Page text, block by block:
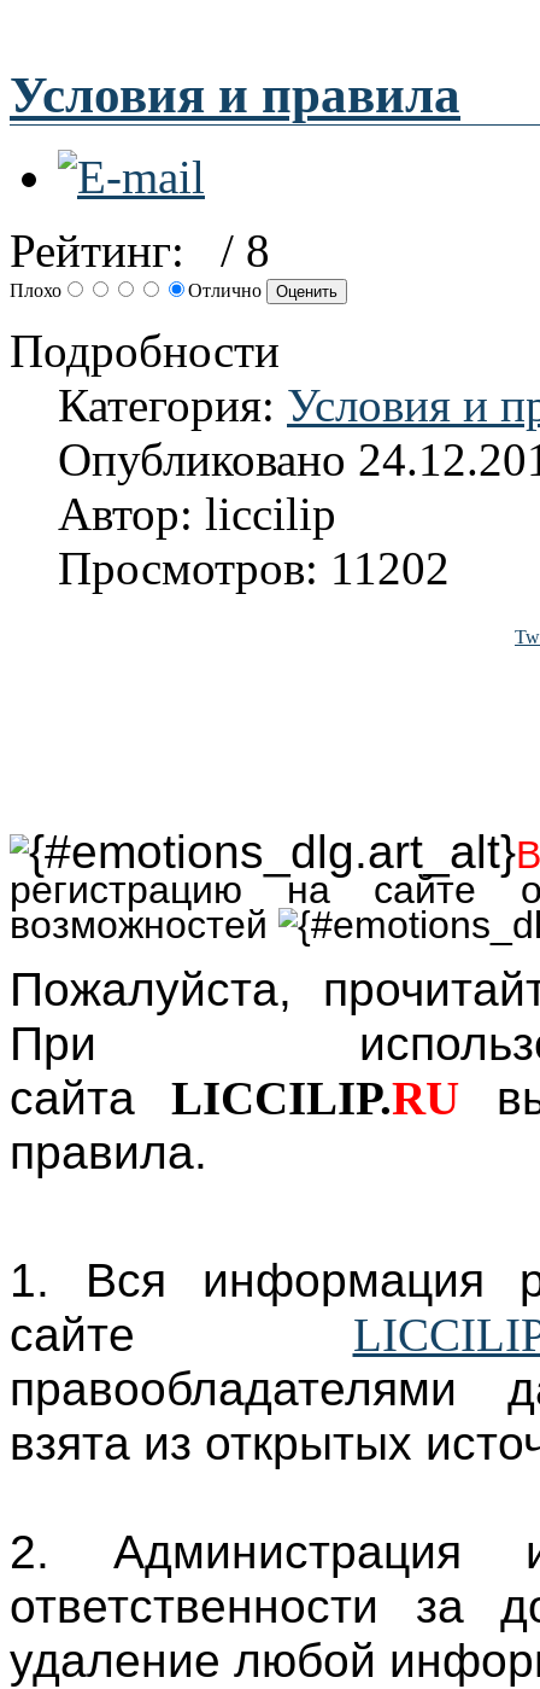
Условия и правила
Рейтинг: / 8
Плохо Отлично
Подробности
Категория: Условия и
Опубликовано
Автор: liccilip
Просмотров: 11202
регистрацию на сайте
возможностей
Пожалуйста,
При
сайта
LICCILIP.RU
правила.
1. Вся информация
сайте
правообладателями
взята из открытых
2. Администрация
ответственности за
удаление любой